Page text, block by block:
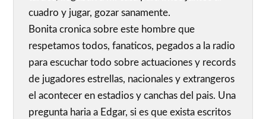
cuadro y jugar, gozar sanamente.
Bonita cronica sobre este hombre que
respetamos todos, fanaticos, pegados a la radio
para escuchar todo sobre actuaciones y records
de jugadores estrellas, nacionales y extrangeros
el acontecer en estadios y canchas del pais. Una
pregunta haria a Edgar, si es que exista escritos